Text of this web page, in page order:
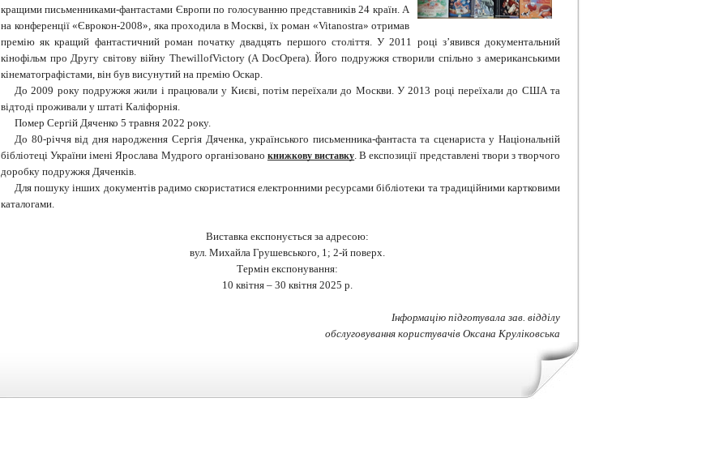
кращими письменниками-фантастами Європи по голосуванню представників 24 країн. А
на конференції «Єврокон-2008», яка проходила в Москві, їх роман «Vitanostra» отримав
премію як кращий фантастичний роман початку двадцять першого століття. У 2011 році з’явився документальний
кінофільм про Другу світову війну ThewillofVictory (A DocOpera). Його подружжя створили спільно з американськими
кінематографістами, він був висунутий на премію Оскар.
До 2009 року подружжя жили і працювали у Києві, потім переїхали до Москви. У 2013 році переїхали до США та
відтоді проживали у штаті Каліфорнія.
Помер Сергій Дяченко 5 травня 2022 року.
До 80-річчя від дня народження Сергія Дяченка, українського письменника-фантаста та сценариста у Національній
бібліотеці України імені Ярослава Мудрого організовано книжкову виставку. В експозиції представлені твори з творчого
доробку подружжя Дяченків.
Для пошуку інших документів радимо скористатися електронними ресурсами бібліотеки та традиційними картковими
каталогами.
Виставка експонується за адресою:
вул. Михайла Грушевського, 1; 2-й поверх.
Термін експонування:
10 квітня – 30 квітня 2025 р.
Інформацію підготувала зав. відділу
обслуговування користувачів Оксана Круліковська